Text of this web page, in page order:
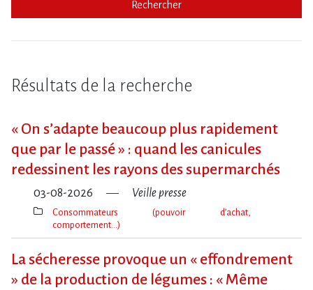
Rechercher
Résultats de la recherche
« On s​‌’adapte beaucoup plus rapidement
que par le passé » : quand les canicules
redessinent les rayons des supermarchés
03-08-2026 Veille presse
Thèmes(s)
Consommateurs (pouvoir d’achat,
comportement…)
La sécheresse provoque un « effondrement
» de la production de légumes : « Même